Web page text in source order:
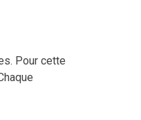
Pour cette